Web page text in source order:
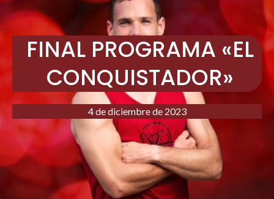
FINAL PROGRAMA «EL
CONQUISTADOR»
4 de diciembre de 2023